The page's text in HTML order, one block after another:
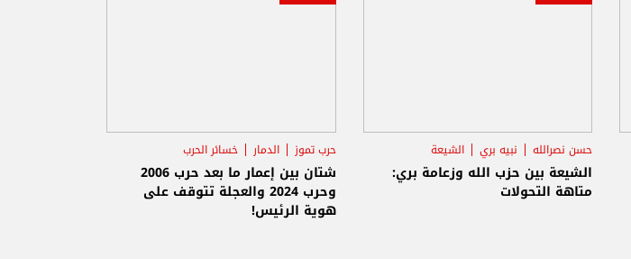
حسن نصرالله نبيه بري الشيعة
الشيعة بين حزب الله وزعامة بري:
متاهة التحولات
حرب تموز الدمار خسائر الحرب
شتان بين إعمار ما بعد حرب 2006
وحرب 2024 والعجلة تتوقف على
هوية الرئيس!